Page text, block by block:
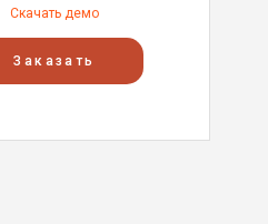
Скачать демо
Заказать